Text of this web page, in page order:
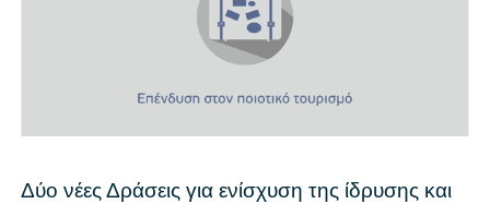
Δύο νέες Δράσεις για ενίσχυση της ίδρυσης και